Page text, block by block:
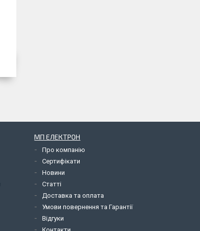
МП ЕЛЕКТРОН
Про компанію
Сертифікати
Новини
Статті
Доставка та оплата
Умови повернення та Гарантії
Відгуки